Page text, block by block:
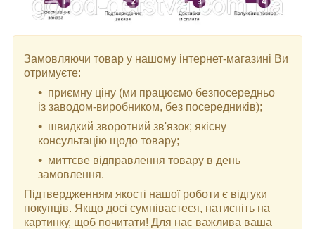
Замовляючи товар у нашому інтернет-магазині Ви
отримуєте:
приємну ціну (ми працюємо безпосередньо
із заводом-виробником, без посередників);
швидкий зворотний зв'язок; якісну
консультацію щодо товару;
миттєве відправлення товару в день
замовлення.
Підтвердженням якості нашої роботи є відгуки
покупців. Якщо досі сумніваєтеся, натисніть на
картинку, щоб почитати! Для нас важлива ваша